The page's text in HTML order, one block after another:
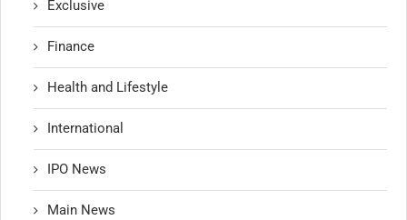
Exclusive
Finance
Health and Lifestyle
International
IPO News
Main News